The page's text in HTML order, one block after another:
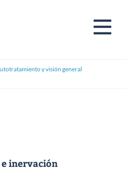
y visión general
inervación